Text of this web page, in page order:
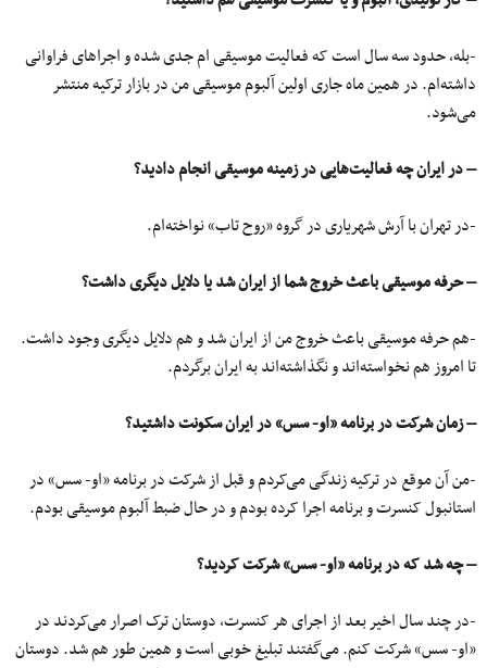
-بله، حدود سه سال است که فعالیت موسیقی ام جدی شده و اجراهای فراوانی
داشته‌ام. در همین ماه جاری اولین آلبوم موسیقی من در بازار ترکیه منتشر
می‌شود.
– در ایران چه فعالیت‌هایی در زمینه موسیقی انجام دادید؟
-در تهران با آرش شهریاری در گروه «روح تاب» نواخته‌ام.
– حرفه موسیقی باعث خروج شما از ایران شد یا دلایل دیگری داشت؟
-هم حرفه موسیقی باعث خروج من از ایران شد و هم دلایل دیگری وجود داشت.
تا امروز هم نخواسته‌اند و نگذاشته‌اند به ‌ایران برگردم.
– زمان شرکت در برنامه «او- سس» در ایران سکونت داشتید؟
-من آن موقع در ترکیه زندگی می‌کردم و قبل از شرکت در برنامه «او- سس» در
استانبول کنسرت و برنامه اجرا کرده بودم و در حال ضبط آلبوم موسیقی بودم.
– چه شد که در برنامه «او- سس» شرکت کردید؟
-در چند سال اخیر بعد از اجرای هر کنسرت، دوستان ترک اصرار می‌کردند در
«او- سس» شرکت کنم. می‌گفتند تبلیغ خوبی است و همین طور هم شد. دوستان